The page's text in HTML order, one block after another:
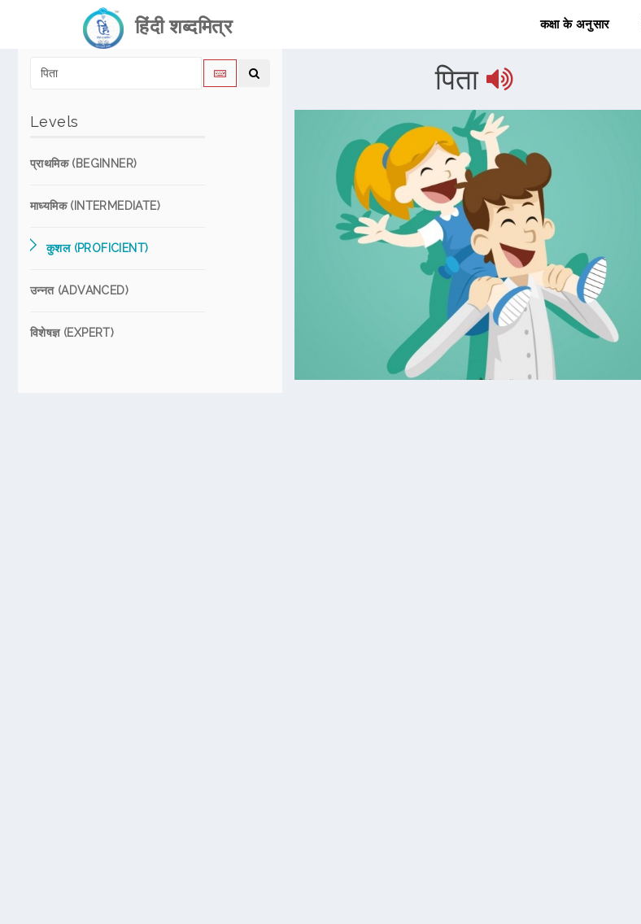
हिंदी शब्दमित्र कक्षा के अनुसार
Levels
प्राथमिक (BEGINNER)
माध्यमिक (INTERMEDIATE)
कुशल (PROFICIENT)
उन्नत (ADVANCED)
विशेषज्ञ (EXPERT)
पिता